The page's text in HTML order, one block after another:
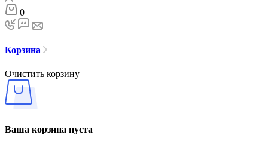
0
Корзина
Очистить корзину
Ваша корзина пуста